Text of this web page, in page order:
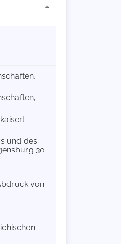
und des
30
von